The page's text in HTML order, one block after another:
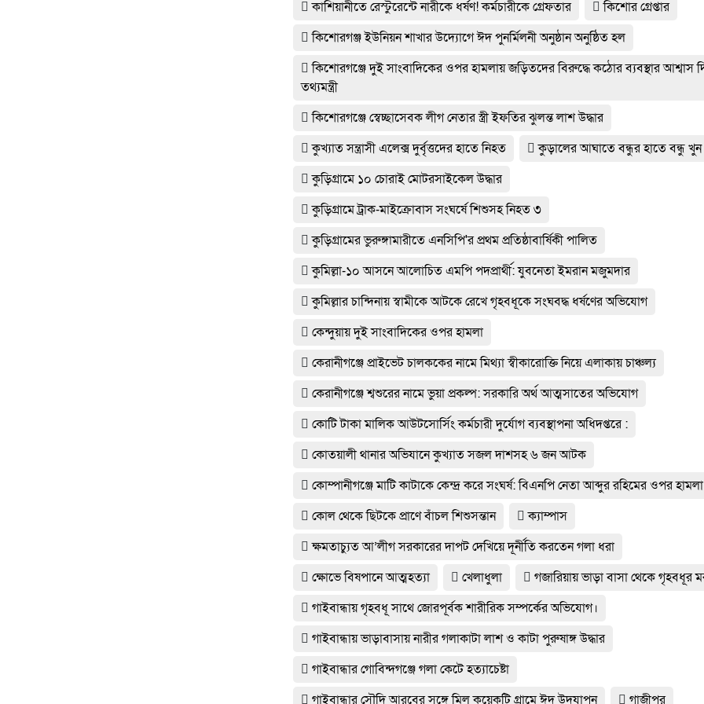
কাশিয়ানীতে রেস্টুরেন্টে নারীকে ধর্ষণ! কর্মচারীকে গ্রেফতার
কিশোর গ্রেপ্তার
কিশোরগঞ্জ ইউনিয়ন শাখার উদ্যোগে ঈদ পুনর্মিলনী অনুষ্ঠান অনুষ্ঠিত হল
কিশোরগঞ্জে দুই সাংবাদিকের ওপর হামলায় জড়িতদের বিরুদ্ধে কঠোর ব্যবস্থার আশ্বাস
তথ্যমন্ত্রী
কিশোরগঞ্জে স্বেচ্ছাসেবক লীগ নেতার স্ত্রী ইফতির ঝুলন্ত লাশ উদ্ধার
কুখ্যাত সন্ত্রাসী এলেক্স দুর্বৃত্তদের হাতে নিহত
কুড়ালের আঘাতে বন্ধুর হাতে বন্ধু খুন
কুড়িগ্রামে ১০ চোরাই মোটরসাইকেল উদ্ধার
কুড়িগ্রামে ট্রাক-মাইক্রোবাস সংঘর্ষে শিশুসহ নিহত ৩
কুড়িগ্রামের ভুরুঙ্গামারীতে এনসিপি'র প্রথম প্রতিষ্ঠাবার্ষিকী পালিত
কুমিল্লা-১০ আসনে আলোচিত এমপি পদপ্রার্থী: যুবনেতা ইমরান মজুমদার
কুমিল্লার চান্দিনায় স্বামীকে আটকে রেখে গৃহবধূকে সংঘবদ্ধ ধর্ষণের অভিযোগ
কেন্দুয়ায় দুই সাংবাদিকের ওপর হামলা
কেরানীগঞ্জে প্রাইভেট চালককের নামে মিথ্যা স্বীকারোক্তি নিয়ে এলাকায় চাঞ্চল্য
কেরানীগঞ্জে শ্বশুরের নামে ভুয়া প্রকল্প: সরকারি অর্থ আত্মসাতের অভিযোগ
কোটি টাকা মালিক আউটসোর্সিং কর্মচারী দুর্যোগ ব্যবস্থাপনা অধিদপ্তরে :
কোতয়ালী থানার অভিযানে কুখ্যাত সজল দাশসহ ৬ জন আটক
কোম্পানীগঞ্জে মাটি কাটাকে কেন্দ্র করে সংঘর্ষ: বিএনপি নেতা আব্দুর রহিমের ওপর হামলা
কোল থেকে ছিটকে প্রাণে বাঁচল শিশুসন্তান
ক্যাম্পাস
ক্ষমতাচ্যুত আ’লীগ সরকারের দাপট দেখিয়ে দূর্নীতি করতেন গলা ধরা
ক্ষোভে বিষপানে আত্মহত্যা
খেলাধুলা
গজারিয়ায় ভাড়া বাসা থেকে গৃহবধূর
গাইবান্ধায় গৃহবধূ সাথে জোরপূর্বক শারীরিক সম্পর্কের অভিযোগ।
গাইবান্ধায় ভাড়াবাসায় নারীর গলাকাটা লাশ ও কাটা পুরুষাঙ্গ উদ্ধার
গাইবান্ধার গোবিন্দগঞ্জে গলা কেটে হত্যাচেষ্টা
গাইবান্ধার সৌদি আরবের সঙ্গে মিল কয়েকটি গ্রামে ঈদ উদযাপন
গাজীপুর